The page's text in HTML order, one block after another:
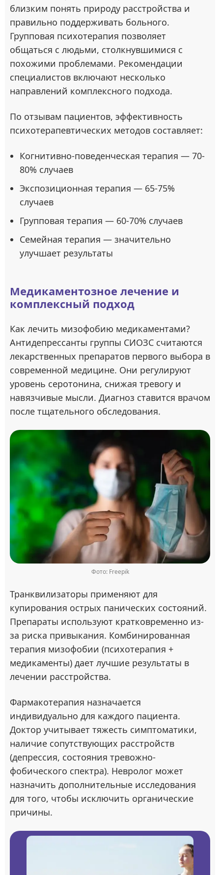
близким понять природу расстройства и
правильно поддерживать больного.
Групповая психотерапия позволяет
общаться с людьми, столкнувшимися с
похожими проблемами. Рекомендации
специалистов включают несколько
направлений комплексного подхода.
По отзывам пациентов, эффективность
психотерапевтических методов составляет:
Когнитивно-поведенческая терапия — 70-
80% случаев
Экспозиционная терапия — 65-75%
случаев
Групповая терапия — 60-70% случаев
Семейная терапия — значительно
улучшает результаты
Медикаментозное лечение и
комплексный подход
Как лечить мизофобию медикаментами?
Антидепрессанты группы СИОЗС считаются
лекарственных препаратов первого выбора в
современной медицине. Они регулируют
уровень серотонина, снижая тревогу и
навязчивые мысли. Диагноз ставится врачом
после тщательного обследования.
Фото: Freepik
Транквилизаторы применяют для
купирования острых панических состояний.
Препараты используют кратковременно из-
за риска привыкания. Комбинированная
терапия мизофобии (психотерапия +
медикаменты) дает лучшие результаты в
лечении расстройства.
Фармакотерапия назначается
индивидуально для каждого пациента.
Доктор учитывает тяжесть симптоматики,
наличие сопутствующих расстройств
(депрессия, состояния тревожно-
фобического спектра). Невролог может
назначить дополнительные исследования
для того, чтобы исключить органические
причины.